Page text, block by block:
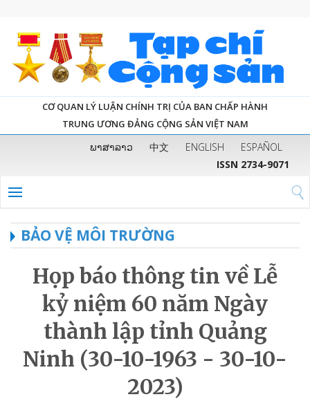
CƠ QUAN LÝ LUẬN CHÍNH TRỊ CỦA BAN CHẤP HÀNH
TRUNG ƯƠNG ĐẢNG CỘNG SẢN VIỆT NAM
ພາສາລາວ 中文 ENGLISH
ESPAÑOL
ISSN 2734-9071
BẢO VỆ MÔI TRƯỜNG
Họp báo thông tin về Lễ
kỷ niệm 60 năm Ngày
thành lập tỉnh Quảng
Ninh (30-10-1963 - 30-10-
2023)